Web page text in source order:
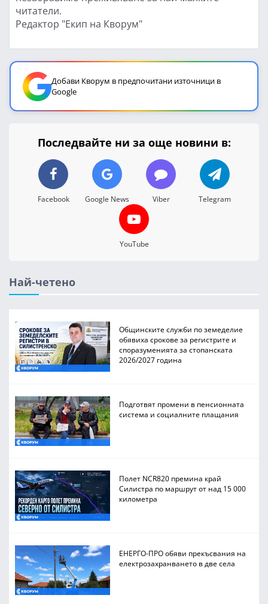
читатели.
Редактор "Екип на Кворум"
Добави Кворум в предпочитани източници в
Google
Последвайте ни за още новини в:
Facebook Google News Viber Telegram
YouTube
Най-четено
Общинските служби по земеделие
обявиха срокове за регистрите и
споразуменията за стопанската
2026/2027 година
Подготвят промени в пенсионната
система и социалните плащания
Полет NCR820 премина край
Силистра по маршрут от над 15 000
километра
ЕНЕРГО-ПРО обяви прекъсвания на
електрозахранването в две села